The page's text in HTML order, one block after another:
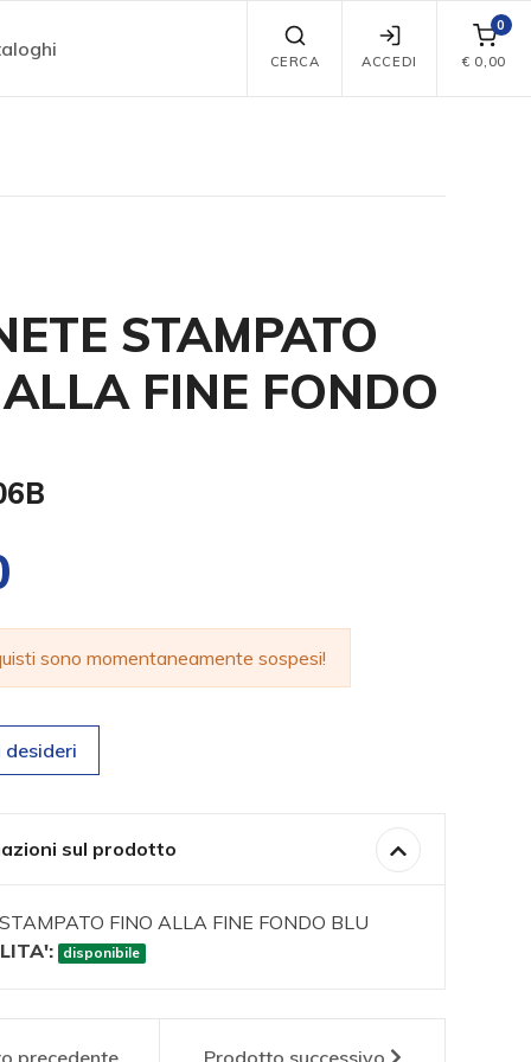
CERCA ACCEDI
0
€ 0,00
STAMPATO
FINE FONDO
sono momentaneamente sospesi!
desideri
sul prodotto
FINO ALLA FINE FONDO BLU
disponibile
precedente Prodotto successivo